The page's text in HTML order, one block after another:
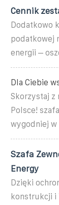
Cennik
Dodatkowo
podatkowej
energii –
Dla Ciebie
Skorzystaj z
Polsce!
wygodniej
Szafa
Energy
Dzięki
konstrukcji